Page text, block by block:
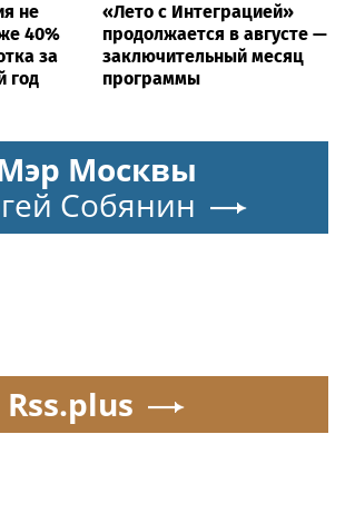
не
40%
за
год
«Лето с Интеграцией»
продолжается в августе —
заключительный месяц
программы
Москвы
Собянин
Rss.plus